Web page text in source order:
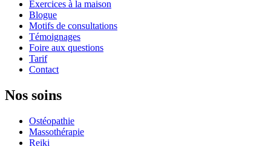
Exercices à la maison
Blogue
Motifs de consultations
Témoignages
Foire aux questions
Tarif
Contact
Nos soins
Ostéopathie
Massothérapie
Reiki